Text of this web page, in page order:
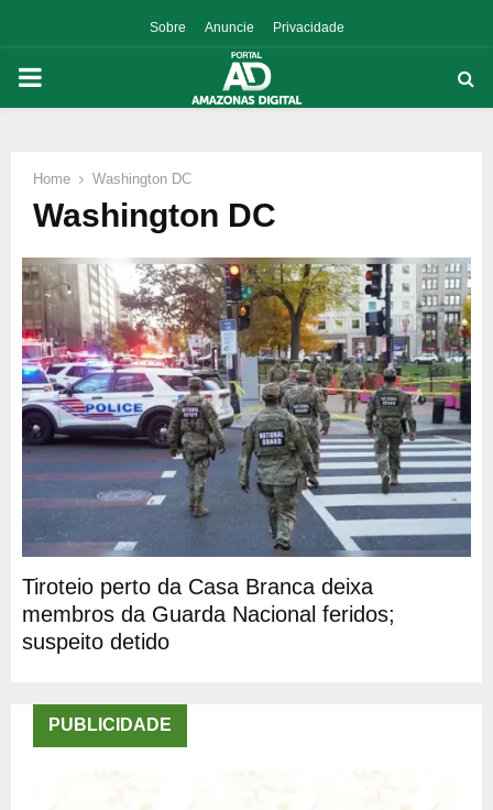
Sobre Anuncie Privacidade
PRIMARY
Home Washington DC
Washington DC
Tiroteio perto da Casa Branca deixa
membros da Guarda Nacional feridos;
suspeito detido
PUBLICIDADE